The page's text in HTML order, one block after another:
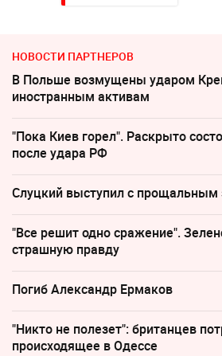
НОВОСТИ ПАРТНЕРОВ
В Польше возмущены ударом
иностранным активам
"Пока Киев горел". Раскрыто
после удара РФ
Слуцкий выступил с прощальным
"Все решит одно сражение".
страшную правду
Погиб Александр Ермаков
"Никто не полезет": британцев
происходящее в Одессе